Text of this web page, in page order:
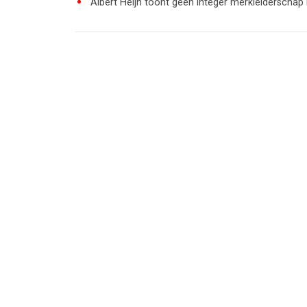
'Albert Heijn toont geen integer